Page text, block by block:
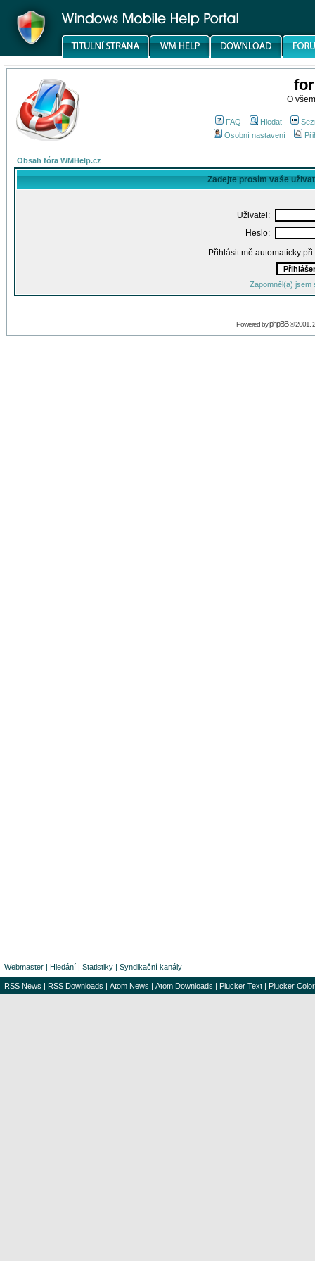
O
FAQ Hledat
Osobní nastavení
Obsah fóra WMHelp.cz
Zadejte prosím vaše
Uživatel:
Heslo:
Přihlásit mě automaticky
Zapomněl(a) jsem
Powered byphpBB© 2001,
Webmaster | Hledání | Statistiky | Syndikační kanály
RSS News | RSS Downloads | Atom News | Atom Downloads | Plucker Text | Plucker Color